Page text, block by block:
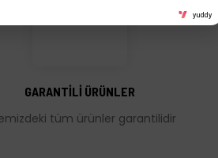
GARANTİLİ ÜRÜNLER
tüm ürünler garantilidir
yuddy